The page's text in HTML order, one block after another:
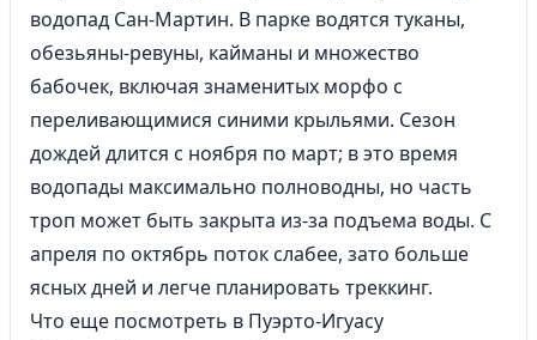
водопад Сан-Мартин. В парке водятся туканы,
обезьяны-ревуны, кайманы и множество
бабочек, включая знаменитых морфо с
переливающимися синими крыльями. Сезон
дождей длится с ноября по март; в это время
водопады максимально полноводны, но часть
троп может быть закрыта из-за подъема воды. С
апреля по октябрь поток слабее, зато больше
ясных дней и легче планировать треккинг.
Что еще посмотреть в Пуэрто-Игуасу